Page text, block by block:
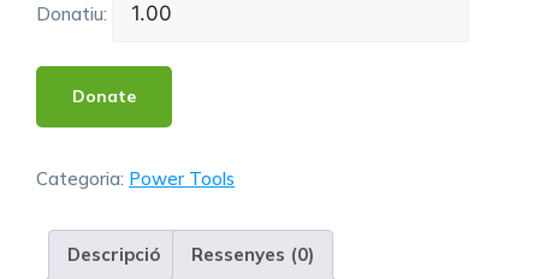
Donatiu:
Donate
Categoria: Power Tools
Descripció Ressenyes (0)